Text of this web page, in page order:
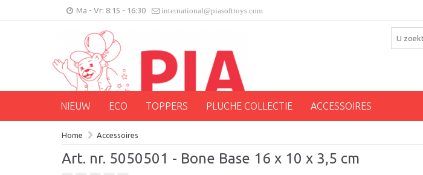
Ma - Vr: 8:15 - 16:30 international@piasofttoys.com
NIEUW ECO TOPPERS PLUCHE COLLECTIE ACCESSOIRES
Home Accessoires
Art. nr. 5050501 - Bone Base 16 x 10 x 3,5 cm